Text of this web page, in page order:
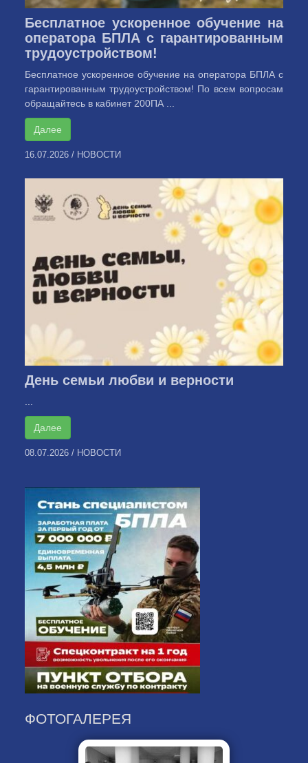
Бесплатное ускоренное обучение на
оператора БПЛА с гарантированным
трудоустройством!
Бесплатное ускоренное обучение на оператора БПЛА с
гарантированным трудоустройством! По всем вопросам
обращайтесь в кабинет 200ПА ...
Далее
16.07.2026 / НОВОСТИ
День семьи любви и верности
Далее
08.07.2026 / НОВОСТИ
ФОТОГАЛЕРЕЯ